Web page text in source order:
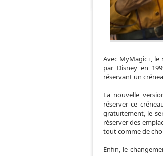
Avec MyMagic+,
par Disney en
réservant un
La nouvelle
réserver ce
gratuitement, le
réserver des
tout comme de
Enfin, le